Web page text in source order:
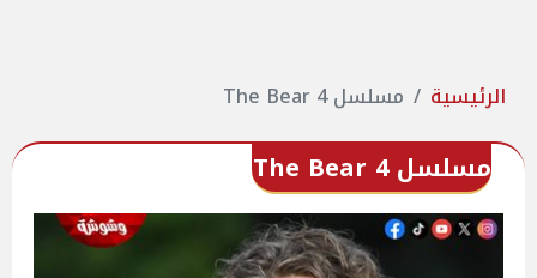
الرئيسية مسلسل 4 The Bear
مسلسل 4 The Bear